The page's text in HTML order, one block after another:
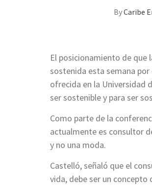
ByCaribe
El posicionamiento de
sostenida esta semana
ofrecida en la Universidad
ser sostenible y para ser
Como parte de la
actualmente es consultor
y no una moda.
Castelló, señaló que el
vida, debe ser un